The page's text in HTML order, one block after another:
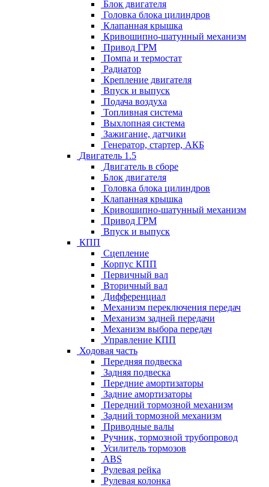
Блок двигателя
Головка блока цилиндров
Клапанная крышка
Кривошипно-шатунный механизм
Привод ГРМ
Помпа и термостат
Радиатор
Крепление двигателя
Впуск и выпуск
Подача воздуха
Топливная система
Выхлопная система
Зажигание, датчики
Генератор, стартер, АКБ
Двигатель 1.5
Двигатель в сборе
Блок двигателя
Головка блока цилиндров
Клапанная крышка
Кривошипно-шатунный механизм
Привод ГРМ
Впуск и выпуск
КПП
Сцепление
Корпус КПП
Первичный вал
Вторичный вал
Дифференциал
Механизм переключения передач
Механизм задней передачи
Механизм выбора передач
Управление КПП
Ходовая часть
Передняя подвеска
Задняя подвеска
Передние амортизаторы
Задние амортизаторы
Передний тормозной механизм
Задний тормозной механизм
Приводные валы
Ручник, тормозной трубопровод
Усилитель тормозов
ABS
Рулевая рейка
Рулевая колонка